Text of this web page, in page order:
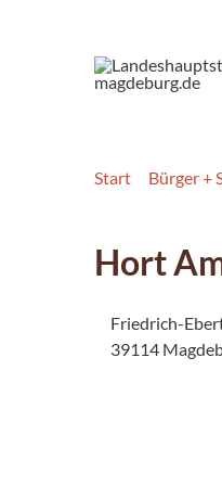
Start Bürger +
Hort
Friedrich-
39114